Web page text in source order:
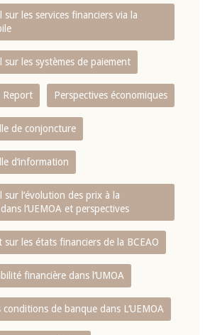
les services financiers via la
sur les systèmes de paiement
Report Perspectives économiques
de conjoncture
d‘information
sur l‘évolution des prix à la
l‘UEMOA et perspectives
sur les états financiers de la BCEAO
financière dans l‘UMOA
de banque dans L‘UEMOA